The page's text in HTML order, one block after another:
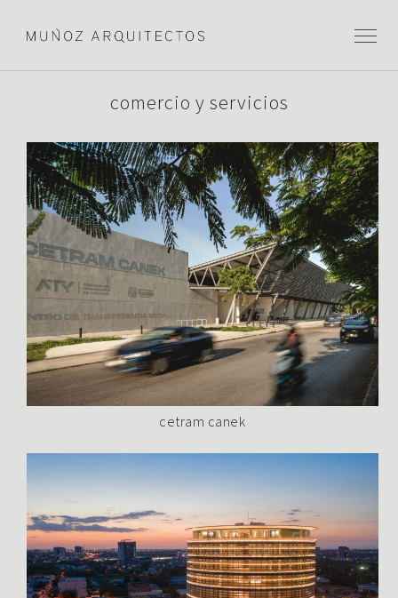
comercio y servicios
cetram canek